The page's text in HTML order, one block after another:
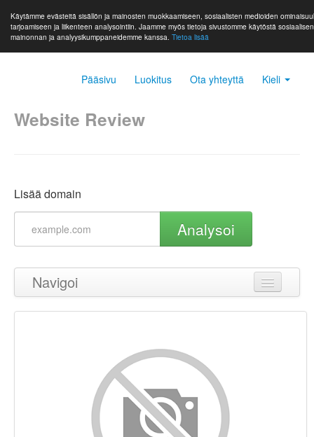
Käytämme evästeitä sisällön ja mainosten muokkaamiseen, sosiaalisten medioiden
tarjoamiseen ja liikenteen analysointiin. Jaamme myös tietoja sivustomme käytöstä
mainonnan ja analyysikumppaneidemme kanssa. Tietoa lisää
Pääsivu Luokitus Ota yhteyttä Kieli
Website Review
Lisää domain
Analysoi
Navigoi
Takaisin ylös
Avainsanat
Käytettävyys